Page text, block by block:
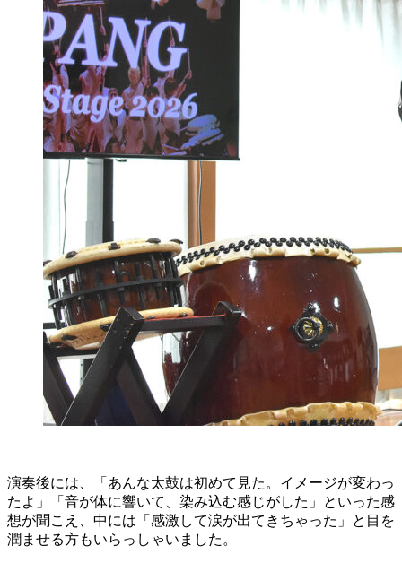
演奏後には、「あんな太鼓は初めて見た。イメージが変わっ
たよ」「音が体に響いて、染み込む感じがした」といった感
想が聞こえ、中には「感激して涙が出てきちゃった」と目を
潤ませる方もいらっしゃいました。